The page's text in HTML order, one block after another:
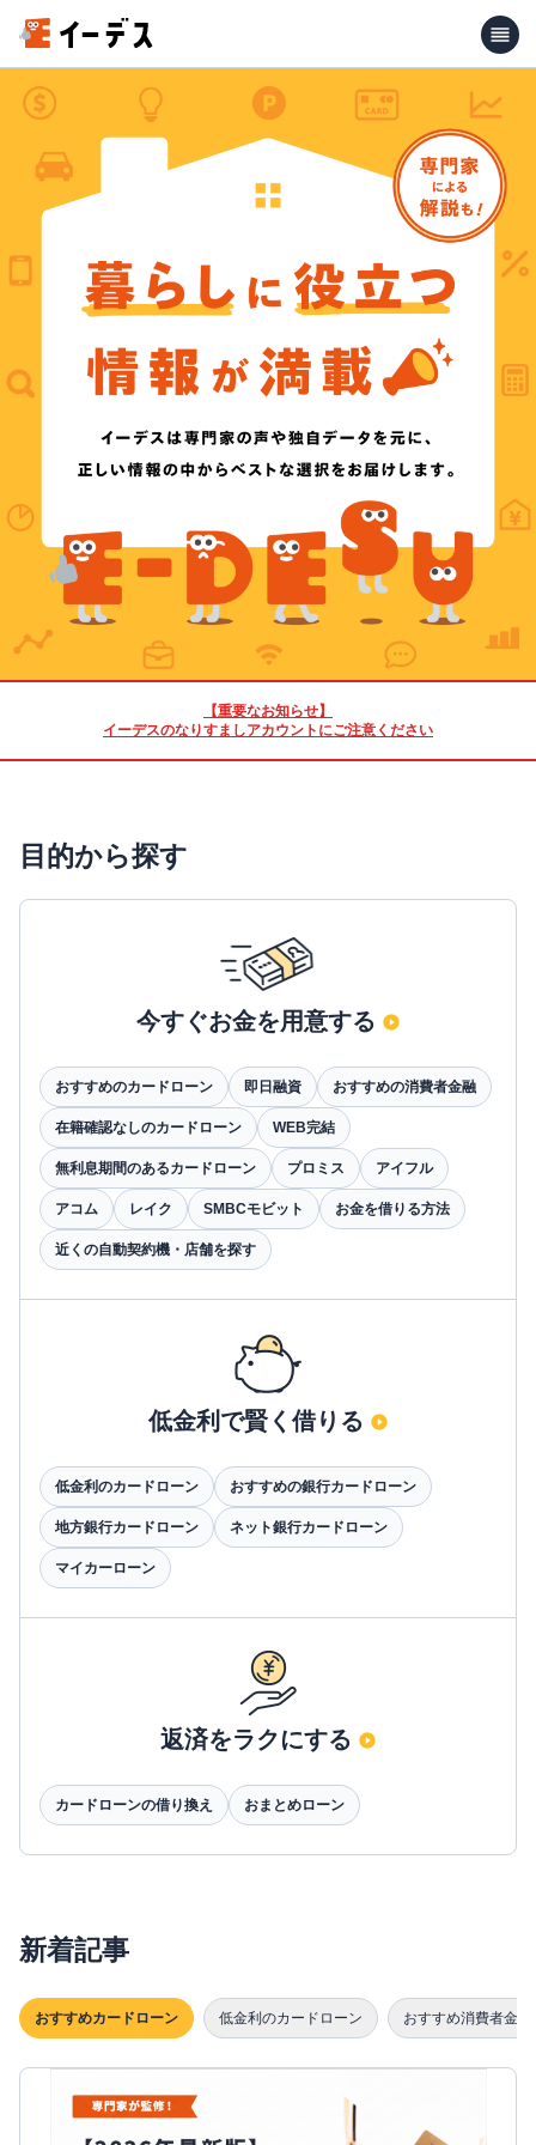
【重要なお知らせ】
イーデスのなりすましアカウントにご注意ください
目的から探す
今すぐお金を用意する
おすすめのカードローン 即日融資 おすすめの消費者金融
在籍確認なしのカードローン WEB完結
無利息期間のあるカードローン プロミス アイフル
アコム レイク SMBCモビット お金を借りる方法
近くの自動契約機・店舗を探す
低金利で賢く借りる
低金利のカードローン おすすめの銀行カードローン
地方銀行カードローン ネット銀行カードローン
マイカーローン
返済をラクにする
カードローンの借り換え おまとめローン
新着記事
おすすめカードローン 低金利のカードローン おすすめ消費者金融